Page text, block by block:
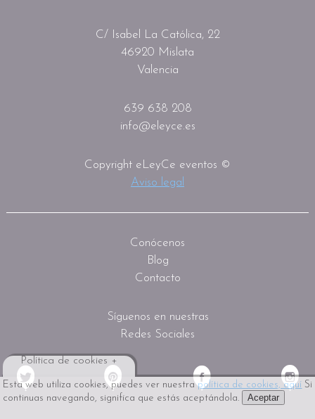
Esta web utiliza cookies, puedes ver nuestrapolítica de cookies, aquí Si
continuas navegando, significa que estás aceptándola.
Aceptar
Política de cookies +
C/ Isabel La Católica, 22
46920 Mislata
Valencia
639 638 208
info@eleyce.es
Copyright eLeyCe eventos ©
Aviso legal
Conócenos
Blog
Contacto
Síguenos en nuestras
Redes Sociales